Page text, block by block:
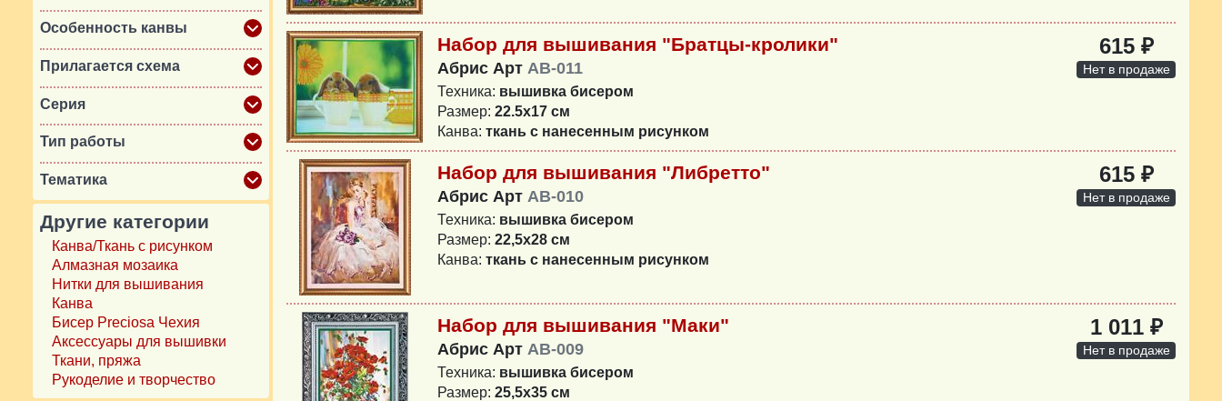
Набор для вышивания "Братцы-кролики"
Абрис Арт AB-011
Техника: вышивка бисером
Размер: 22.5x17 см
Канва: ткань с нанесенным рисунком
615 ₽
Нет в продаже
Набор для вышивания "Либретто"
Абрис Арт AB-010
Техника: вышивка бисером
Размер: 22,5x28 см
Канва: ткань с нанесенным рисунком
615 ₽
Нет в продаже
Набор для вышивания "Маки"
Абрис Арт AB-009
Техника: вышивка бисером
Размер: 25,5x35 см
1 011 ₽
Нет в продаже
Особенность канвы
Прилагается схема
Серия
Тип работы
Тематика
Другие категории
Канва/Ткань с рисунком
Алмазная мозаика
Нитки для вышивания
Канва
Бисер Preciosa Чехия
Аксессуары для вышивки
Ткани, пряжа
Рукоделие и творчество